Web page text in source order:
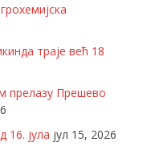
траје већ 18
прелазу Прешево
16. јула јул 15, 2026